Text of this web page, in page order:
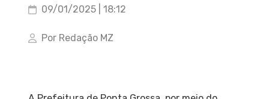
09/01/2025 | 18:12
Por Redação MZ